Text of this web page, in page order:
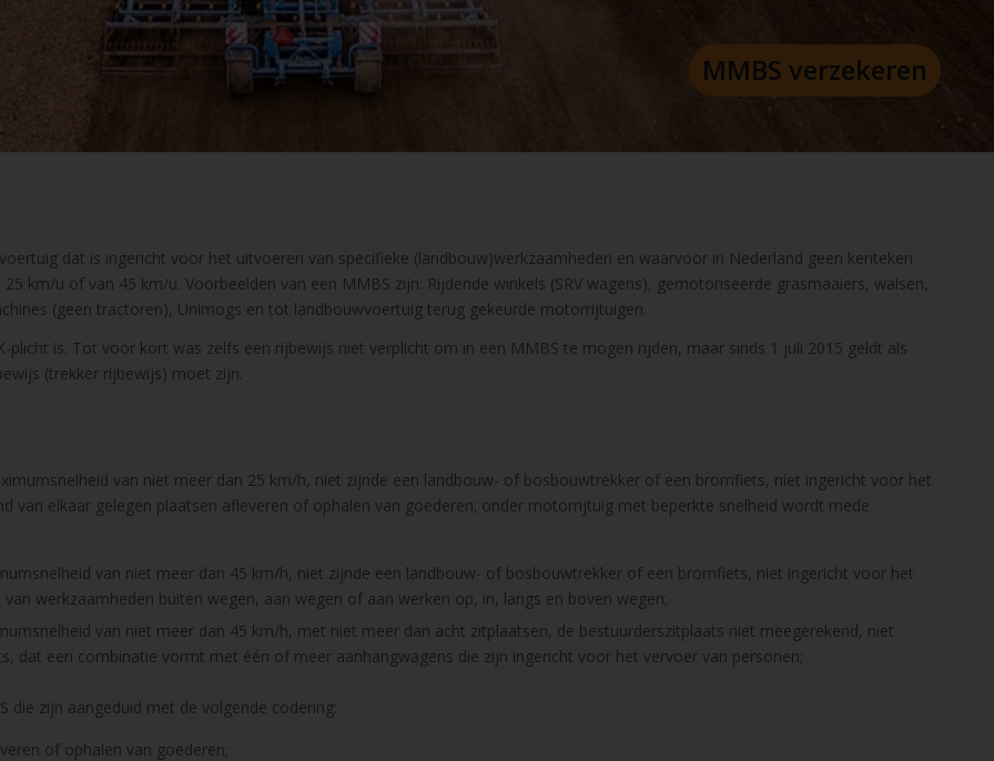
MMBS verzekeren
dat is ingericht voor het uitvoeren van specifieke (landbouw)werkzaamheden en waarvoor in Nederland geen kenteken
km/u of van 45 km/u. Voorbeelden van een MMBS zijn: Rijdende winkels (SRV wagens), gemotoriseerde grasmaaiers, walsen,
(geen tractoren), Unimogs en tot landbouwvoertuig terug gekeurde motorrijtuigen.
plicht is. Tot voor kort was zelfs een rijbewijs niet verplicht om in een MMBS te mogen rijden, maar sinds 1 juli 2015 geldt als
(trekker rijbewijs) moet zijn.
van niet meer dan 25 km/h, niet zijnde een landbouw- of bosbouwtrekker of een bromfiets, niet ingericht voor het
van elkaar gelegen plaatsen afleveren of ophalen van goederen; onder motorrijtuig met beperkte snelheid wordt mede
van niet meer dan 45 km/h, niet zijnde een landbouw- of bosbouwtrekker of een bromfiets, niet ingericht voor het
werkzaamheden buiten wegen, aan wegen of aan werken op, in, langs en boven wegen;
van niet meer dan 45 km/h, met niet meer dan acht zitplaatsen, de bestuurderszitplaats niet meegerekend, niet
dat een combinatie vormt met één of meer aanhangwagens die zijn ingericht voor het vervoer van personen;
zijn aangeduid met de volgende codering:
of ophalen van goederen;